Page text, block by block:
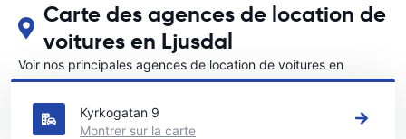
Carte des agences de location de
voitures en Ljusdal
Voir nos principales agences de location de voitures en
Ljusdal
Kyrkogatan 9
Montrer sur la carte